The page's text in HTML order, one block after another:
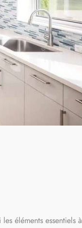
éléments essentiels à